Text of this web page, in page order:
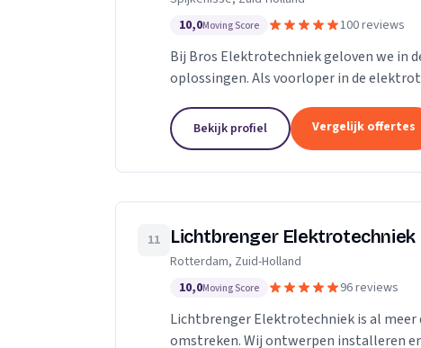
10,0Moving Score 100 reviews
Bij Bros Elektrotechniek geloven we in
oplossingen. Als voorloper in de
Bekijk profiel Vergelijk offertes
11 Lichtbrenger Elektrotechniek
Rotterdam, Zuid-Holland
10,0Moving Score 96 reviews
Lichtbrenger Elektrotechniek is al meer
omstreken. Wij ontwerpen installeren